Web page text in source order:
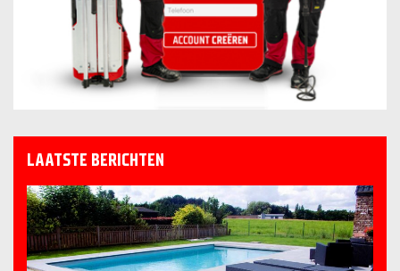
LAATSTE BERICHTEN